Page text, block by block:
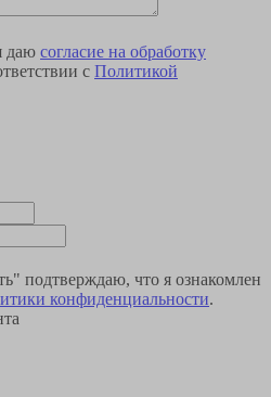
даю согласие на обработку
с Политикой
подтверждаю, что я ознакомлен
конфиденциальности.